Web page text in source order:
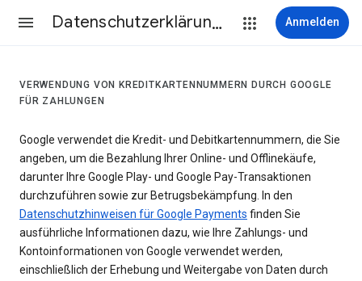
Datenschutzerklärung & Nutzungsbedingungen Anmelden
VERWENDUNG VON KREDITKARTENNUMMERN DURCH GOOGLE
FÜR ZAHLUNGEN
Google verwendet die Kredit- und Debitkartennummern, die Sie
angeben, um die Bezahlung Ihrer Online- und Offlinekäufe,
darunter Ihre Google Play- und Google Pay-Transaktionen
durchzuführen sowie zur Betrugsbekämpfung. In den
Datenschutzhinweisen für Google Payments finden Sie
ausführliche Informationen dazu, wie Ihre Zahlungs- und
Kontoinformationen von Google verwendet werden,
einschließlich der Erhebung und Weitergabe von Daten durch